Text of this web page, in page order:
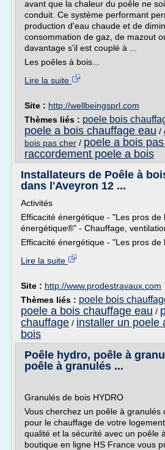
avant que la chaleur du poêle ne
conduit. Ce système performant
production d'eau chaude et de
consommation de gaz, de mazout
davantage s'il est couplé à ...
Les poêles à bois...
Lire la suite
Site : http://wellbeingsprl.com
Thèmes liés : poele bois
poele a bois chauffage eau /
bois pas cher / poele a bois
raccordement poele a bois
Installateurs de Poêle à
dans l'Aveyron 12 ...
Activités
Efficacité énergétique - "Les pros de
énergétique®" - Chauffage,
Efficacité énergétique - "Les pros de
Lire la suite
Site : http://www.prodestravaux.com
Thèmes liés : poele bois
poele a bois chauffage eau /
chauffage / installer un poele
bois
Poêle hydro, poêle à
poêle à granulés ...
Granulés de bois HYDRO
Vous cherchez un poêle à granulés
pour le chauffage de votre
qualité et la sécurité avec un poêle
boutique en ligne HS France vous